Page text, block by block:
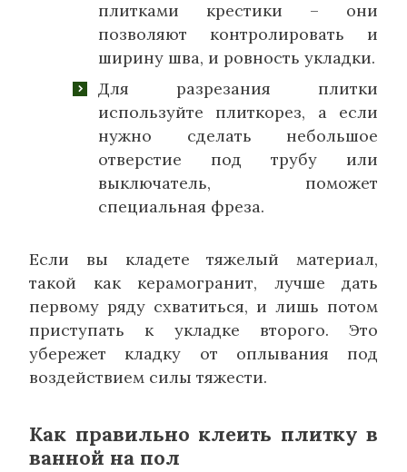
плитками крестики – они
позволяют контролировать и
ширину шва, и ровность укладки.
Для разрезания плитки
используйте плиткорез, а если
нужно сделать небольшое
отверстие под трубу или
выключатель, поможет
специальная фреза.
Если вы кладете тяжелый материал,
такой как керамогранит, лучше дать
первому ряду схватиться, и лишь потом
приступать к укладке второго. Это
убережет кладку от оплывания под
воздействием силы тяжести.
Как правильно клеить плитку в
ванной на пол